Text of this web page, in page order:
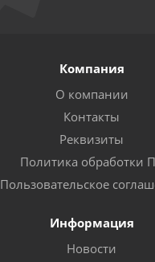
Компания
О компании
Контакты
Реквизиты
Политика обработки
Пользовательское
Информация
Новости